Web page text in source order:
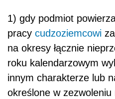
1) gdy podmiot
pracy cudzoziemcowi
na okresy łącznie
roku kalendarzowym
innym charakterze lub
określone w zezwoleniu